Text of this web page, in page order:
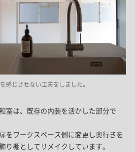
感じさせない工夫をしました。
室は、既存の内装を活かした部分で
をワークスペース側に変更し奥行きを
り棚としてリメイクしています。